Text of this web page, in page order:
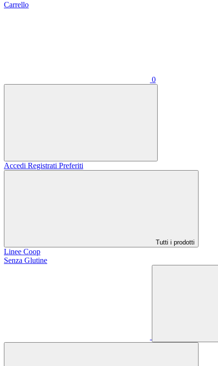
Carrello
0
Accedi Registrati Preferiti
Tutti i prodotti
Linee Coop
Senza Glutine